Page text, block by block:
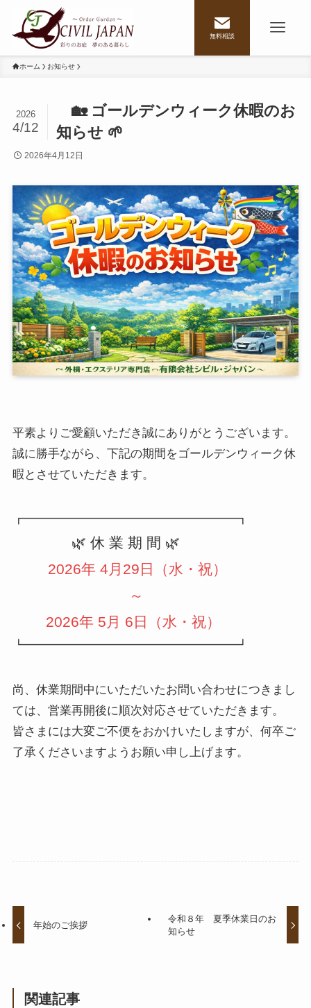
無料相談
ホーム お知らせ
🏡 ゴールデンウィーク休暇のお
知らせ 🌱
2026
4/12
2026年4月12日
平素よりご愛顧いただき誠にありがとうございます。
誠に勝手ながら、下記の期間をゴールデンウィーク休
暇とさせていただきます。
┏━━━━━━━━━━━━━━━━━━┓
🌿 休 業 期 間 🌿
2026年 4月29日（水・祝）
～
2026年 5月 6日（水・祝）
┗━━━━━━━━━━━━━━━━━━┛
尚、休業期間中にいただいたお問い合わせにつきまし
ては、営業再開後に順次対応させていただきます。
皆さまには大変ご不便をおかけいたしますが、何卒ご
了承くださいますようお願い申し上げます。
年始のご挨拶
令和８年 夏季休業日のお
知らせ
関連記事